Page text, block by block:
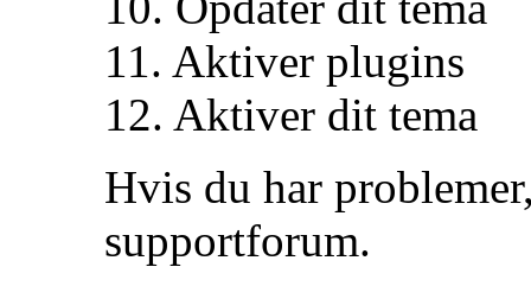
11. Aktiver plugins
12. Aktiver dit tema
Hvis du har
supportforum.